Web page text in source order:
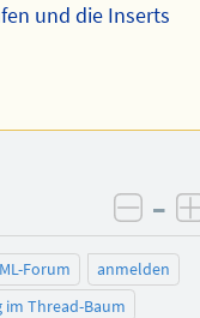
und die Inserts
–
Forum
anmelden
im Thread-Baum